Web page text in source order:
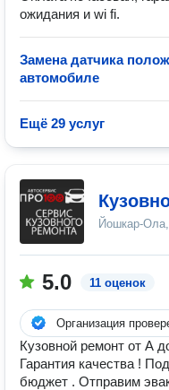
ожидания и wi fi.
Замена датчика
автомобиле
Ещё 29 услуг
Йошкар-
5.0 11 оценок
Организация
Кузовной ремонт от А
Гарантия качества !
бюджет . Отправим